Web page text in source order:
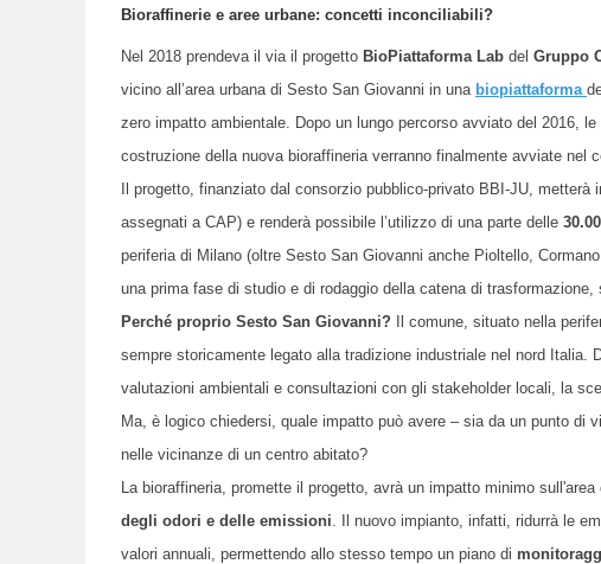
Bioraffinerie e aree urbane: concetti inconciliabili?
Nel 2018 prendeva il via il progetto BioPiattaforma Lab del Gruppo
vicino all’area urbana di Sesto San Giovanni in una biopiattaforma
zero impatto ambientale. Dopo un lungo percorso avviato del 2016,
costruzione della nuova bioraffineria verranno finalmente avviate nel
Il progetto, finanziato dal consorzio pubblico-privato BBI-JU, metterà
assegnati a CAP) e renderà possibile l’utilizzo di una parte delle
periferia di Milano (oltre Sesto San Giovanni anche Pioltello,
una prima fase di studio e di rodaggio della catena di
Perché proprio Sesto San Giovanni? Il comune, situato nella
sempre storicamente legato alla tradizione industriale nel nord Italia.
valutazioni ambientali e consultazioni con gli stakeholder locali, la
Ma, è logico chiedersi, quale impatto può avere – sia da un punto di
nelle vicinanze di un centro abitato?
La bioraffineria, promette il progetto, avrà un impatto minimo
degli odori e delle emissioni. Il nuovo impianto, infatti, ridurrà le
valori annuali, permettendo allo stesso tempo un piano di